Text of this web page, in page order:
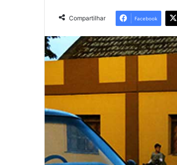
Compartilhar Facebook